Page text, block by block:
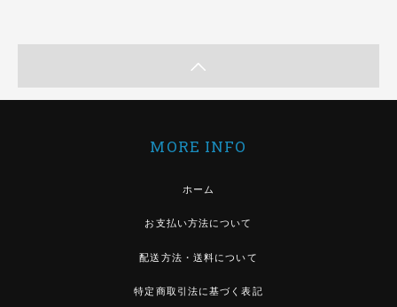
MORE INFO
ホーム
お支払い方法について
配送方法・送料について
特定商取引法に基づく表記